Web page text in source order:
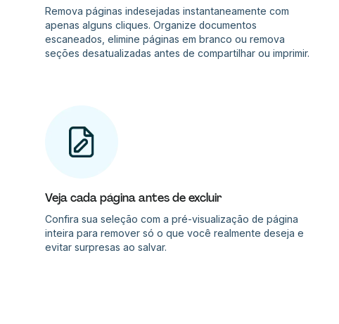
Remova páginas indesejadas instantaneamente com
apenas alguns cliques. Organize documentos
escaneados, elimine páginas em branco ou remova
seções desatualizadas antes de compartilhar ou imprimir.
Veja cada página antes de excluir
Confira sua seleção com a pré-visualização de página
inteira para remover só o que você realmente deseja e
evitar surpresas ao salvar.